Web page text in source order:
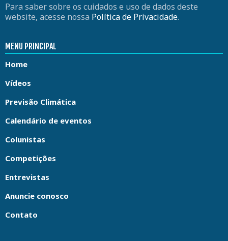
Para saber sobre os cuidados e uso de dados deste
website, acesse nossa Política de Privacidade.
MENU PRINCIPAL
Home
Vídeos
Previsão Climática
Calendário de eventos
Colunistas
Competições
Entrevistas
Anuncie conosco
Contato